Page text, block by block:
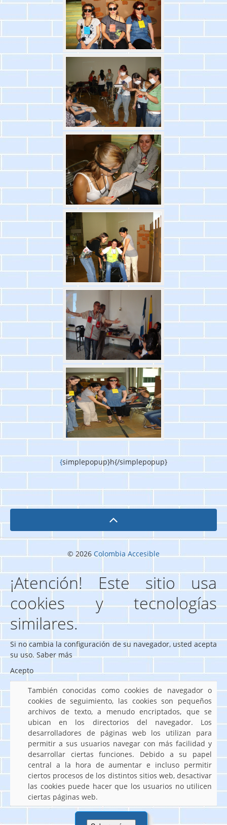
{simplepopup}h{/simplepopup}
© 2026Colombia Accesible
¡Atención! Este sitio usa
cookies y tecnologías
similares.
Si no cambia la configuración de su navegador, usted acepta
su uso.Saber más
Acepto
También conocidas como cookies de navegador o
cookies de seguimiento, las cookies son pequeños
archivos de texto, a menudo encriptados, que se
ubican en los directorios del navegador. Los
desarrolladores de páginas web los utilizan para
permitir a sus usuarios navegar con más facilidad y
desarrollar ciertas funciones. Debido a su papel
central a la hora de aumentar e incluso permitir
ciertos procesos de los distintos sitios web, desactivar
las cookies puede hacer que los usuarios no utilicen
ciertas páginas web.